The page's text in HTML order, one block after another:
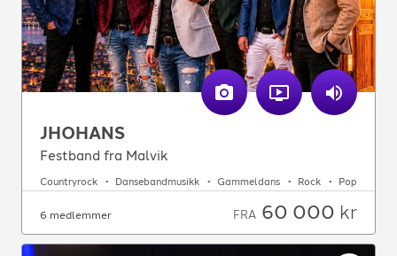
JHOHANS
Festband fra Malvik
Countryrock Dansebandmusikk Gammeldans Rock Pop
6 medlemmer FRA 60 000 kr